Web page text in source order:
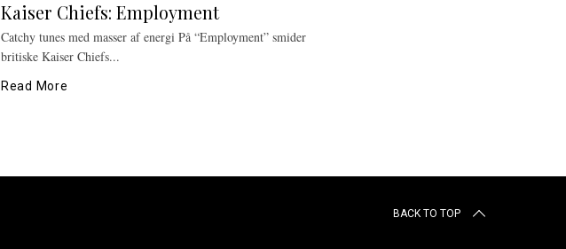
Kaiser Chiefs: Employment
Catchy tunes med masser af energi På “Employment” smider
britiske Kaiser Chiefs...
Read More
BACK TO TOP